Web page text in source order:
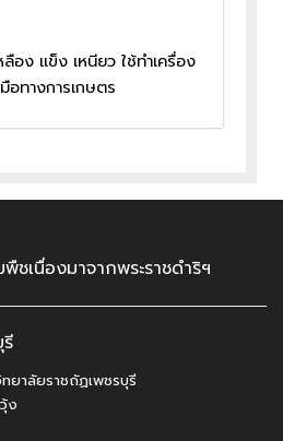
อง แข็ง เหนียว ใช้ทำเครื่อง
อทางการเกษตร
ชเนื่องมาจากพระราชดำริฯ
ยาลัยราชถัฏเพชรบุรี
ง